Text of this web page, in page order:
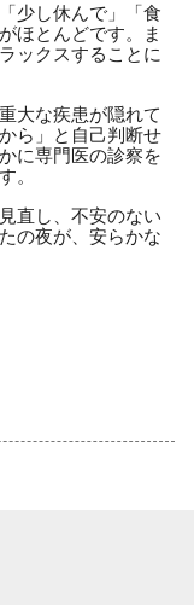
少し休んで」「食
ほとんどです。ま
ックスすることに
大な疾患が隠れて
ら」と自己判断せ
に専門医の診察を
。
直し、不安のない
の夜が、安らかな